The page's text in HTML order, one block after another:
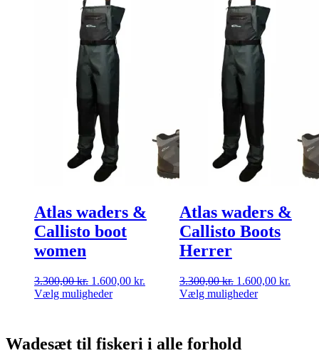
Atlas waders &
Callisto boot
women
3.300,00kr. Den
oprindelige
1.600,00 kr.
Vælg mulighederDette
varianter.
Atlas waders &
Callisto Boots
Herrer
3.300,00kr. Den
oprindelige
1.600,00 kr.
Vælg mulighederDette
Wadesæt til fiskeri i alle forhold